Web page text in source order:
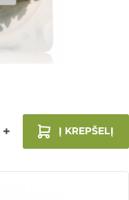
Į KREPŠELĮ